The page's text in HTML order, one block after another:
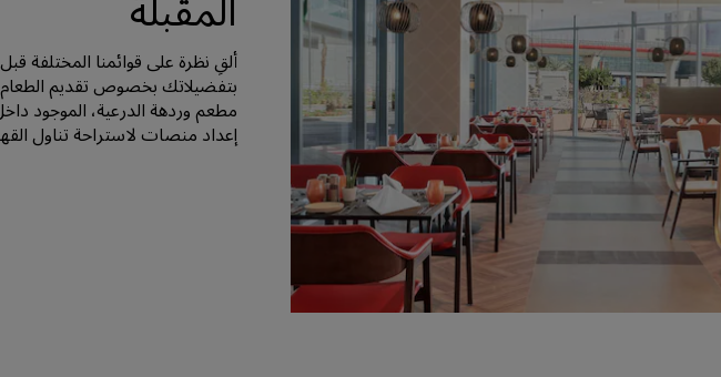
ألقِ نظرة على قوائمنا المختلفة
بتفضيلاتك بخصوص تقديم
مطعم وردهة الدرعية، الموجود
إعداد منصات لاستراحة تناول